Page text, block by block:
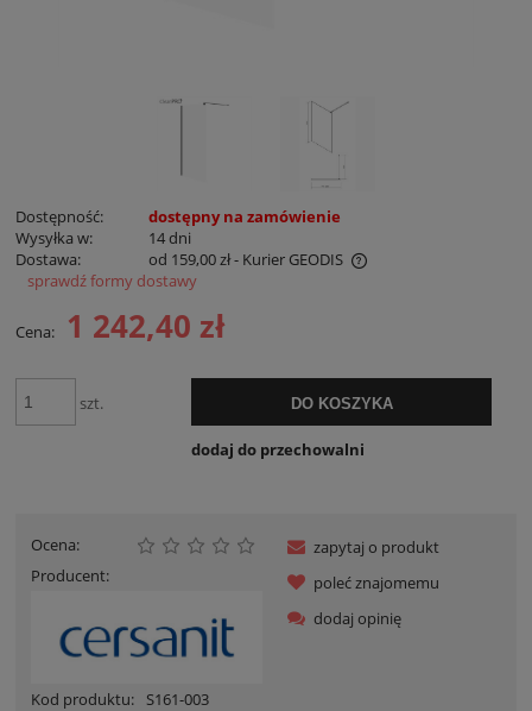
Dostępność:
dostępny na zamówienie
Wysyłka w:
14 dni
Dostawa:
od 159,00 zł- Kurier GEODIS
Cena nie zawiera ewentualnych kosztów płatności
sprawdź formy dostawy
Cena: 1 242,40 zł
szt. DO KOSZYKA
dodaj do przechowalni
Ocena:
Producent:
Kod produktu: S161-003
zapytaj o produkt
poleć znajomemu
dodaj opinię